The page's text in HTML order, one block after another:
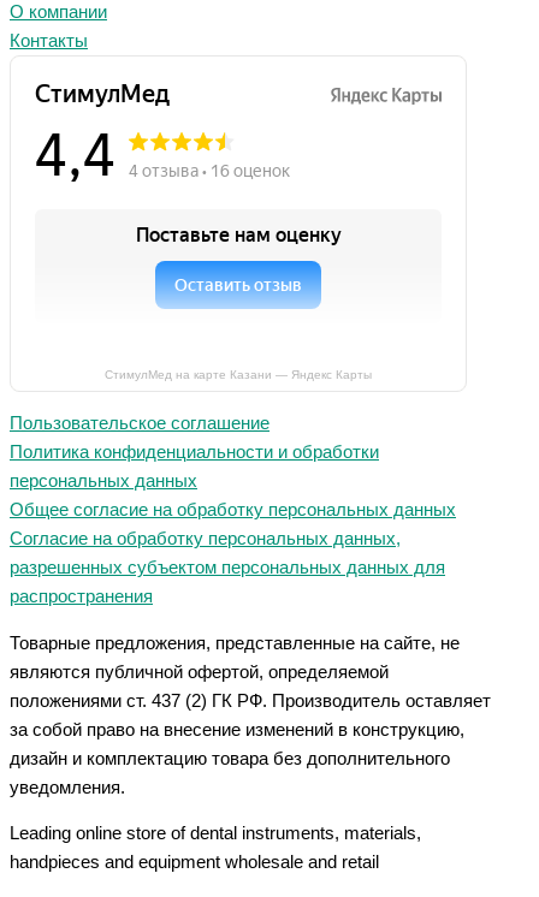
О компании
Контакты
СтимулМед на карте Казани — Яндекс Карты
Пользовательское соглашение
Политика конфиденциальности и обработки
персональных данных
Общее согласие на обработку персональных данных
Согласие на обработку персональных данных,
разрешенных субъектом персональных данных для
распространения
Товарные предложения, представленные на сайте, не
являются публичной офертой, определяемой
положениями ст. 437 (2) ГК РФ. Производитель оставляет
за собой право на внесение изменений в конструкцию,
дизайн и комплектацию товара без дополнительного
уведомления.
Leading online store of dental instruments, materials,
handpieces and equipment wholesale and retail